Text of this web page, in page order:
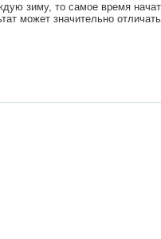
зиму, то самое время
может значительно